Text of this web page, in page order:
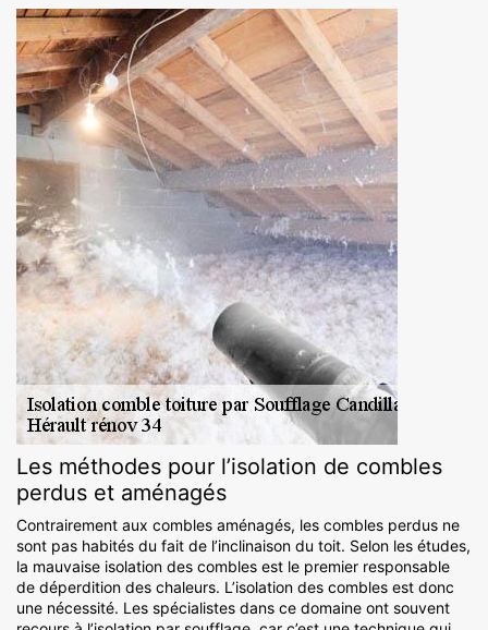
Les méthodes pour l’isolation de combles
perdus et aménagés
Contrairement aux combles aménagés, les combles perdus ne
sont pas habités du fait de l’inclinaison du toit. Selon les études,
la mauvaise isolation des combles est le premier responsable
de déperdition des chaleurs. L’isolation des combles est donc
une nécessité. Les spécialistes dans ce domaine ont souvent